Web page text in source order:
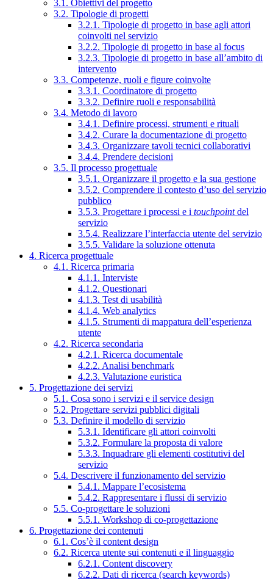
3.1. Obiettivi del progetto
3.2. Tipologie di progetti
3.2.1. Tipologie di progetto in base agli attori
coinvolti nel servizio
3.2.2. Tipologie di progetto in base al focus
3.2.3. Tipologie di progetto in base all’ambito di
intervento
3.3. Competenze, ruoli e figure coinvolte
3.3.1. Coordinatore di progetto
3.3.2. Definire ruoli e responsabilità
3.4. Metodo di lavoro
3.4.1. Definire processi, strumenti e rituali
3.4.2. Curare la documentazione di progetto
3.4.3. Organizzare tavoli tecnici collaborativi
3.4.4. Prendere decisioni
3.5. Il processo progettuale
3.5.1. Organizzare il progetto e la sua gestione
3.5.2. Comprendere il contesto d’uso del servizio
pubblico
3.5.3. Progettare i processi e i touchpointdel
servizio
3.5.4. Realizzare l’interfaccia utente del servizio
3.5.5. Validare la soluzione ottenuta
4. Ricerca progettuale
4.1. Ricerca primaria
4.1.1. Interviste
4.1.2. Questionari
4.1.3. Test di usabilità
4.1.4. Web analytics
4.1.5. Strumenti di mappatura dell’esperienza
utente
4.2. Ricerca secondaria
4.2.1. Ricerca documentale
4.2.2. Analisi benchmark
4.2.3. Valutazione euristica
5. Progettazione dei servizi
5.1. Cosa sono i servizi e il service design
5.2. Progettare servizi pubblici digitali
5.3. Definire il modello di servizio
5.3.1. Identificare gli attori coinvolti
5.3.2. Formulare la proposta di valore
5.3.3. Inquadrare gli elementi costitutivi del
servizio
5.4. Descrivere il funzionamento del servizio
5.4.1. Mappare l’ecosistema
5.4.2. Rappresentare i flussi di servizio
5.5. Co-progettare le soluzioni
5.5.1. Workshop di co-progettazione
6. Progettazione dei contenuti
6.1. Cos’è il content design
6.2. Ricerca utente sui contenuti e il linguaggio
6.2.1. Content discovery
6.2.2. Dati di ricerca (search keywords)